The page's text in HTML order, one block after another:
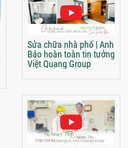
Sửa chữa nhà phố | Anh
Bảo hoàn toàn tin tưởng
Việt Quang Group